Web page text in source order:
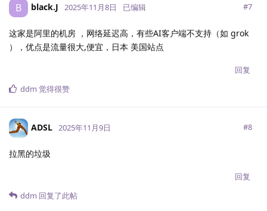
B black.J 2025年11月8日 已编辑 #7
这家是阿里的机房 ，网络延迟高，有些AI客户端不支持（如 grok
），优点是流量很大,便宜，日本 美国站点
回复
ddm 觉得很赞
ADSL 2025年11月9日 #8
拉黑的垃圾
回复
ddm 回复了此帖